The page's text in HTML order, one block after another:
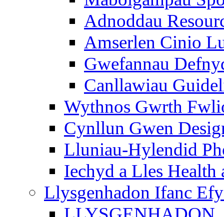
Adnoddau
Amserlen Cinio
Gwefannau
Canllawiau
Wythnos Gwrth
Cynllun Gwen
Lluniau-Hylendid
Iechyd a Lles Health
Llysgenhadon Ifanc